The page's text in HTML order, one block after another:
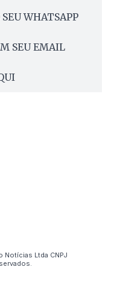
WHATSAPP
SEU EMAIL
Ltda CNPJ